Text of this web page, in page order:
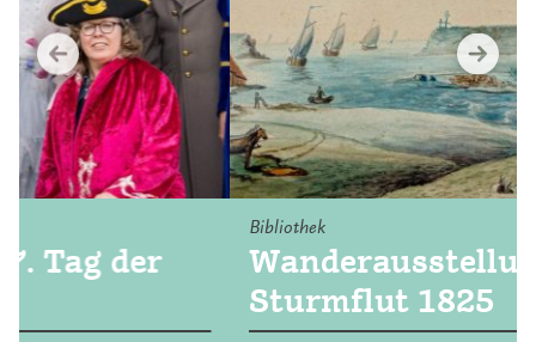
Wanderausstellung – Die
Sturmflut 1825